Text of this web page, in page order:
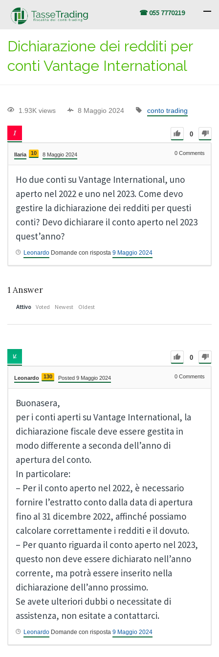
☎ 055 7770219
Dichiarazione dei redditi per
conti Vantage International
1.93K views 8 Maggio 2024 conto trading
0
Ilaria 10 8 Maggio 2024 0 Comments
Ho due conti su Vantage International, uno
aperto nel 2022 e uno nel 2023. Come devo
gestire la dichiarazione dei redditi per questi
conti? Devo dichiarare il conto aperto nel 2023
quest’anno?
Leonardo Domande con risposta 9 Maggio 2024
1 Answer
Attivo Voted Newest Oldest
0
Leonardo 130 Posted 9 Maggio 2024 0 Comments
Buonasera,
per i conti aperti su Vantage International, la
dichiarazione fiscale deve essere gestita in
modo differente a seconda dell’anno di
apertura del conto.
In particolare:
– Per il conto aperto nel 2022, è necessario
fornire l’estratto conto dalla data di apertura
fino al 31 dicembre 2022, affinché possiamo
calcolare correttamente i redditi e il dovuto.
– Per quanto riguarda il conto aperto nel 2023,
questo non deve essere dichiarato nell’anno
corrente, ma potrà essere inserito nella
dichiarazione dell’anno prossimo.
Se avete ulteriori dubbi o necessitate di
assistenza, non esitate a contattarci.
Leonardo Domande con risposta 9 Maggio 2024